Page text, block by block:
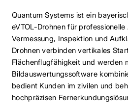
Quantum Systems ist ein
eVTOL-Drohnen für
Vermessung, Inspektion und
Drohnen verbinden vertikales
Flächenflugfähigkeit und werden
Bildauswertungssoftware
bedient Kunden im zivilen und
hochpräzisen